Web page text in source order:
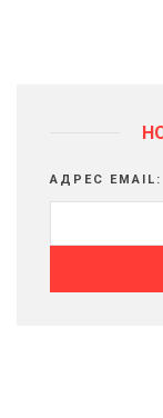
АДРЕС EMAIL: